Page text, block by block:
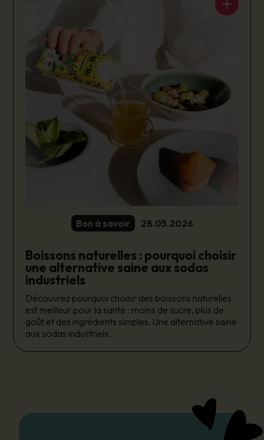
Bon à savoir 28.05.2026
Boissons naturelles : pourquoi choisir
une alternative saine aux sodas
industriels
Découvrez pourquoi choisir des boissons naturelles
est meilleur pour la santé : moins de sucre, plus de
goût et des ingrédients simples. Une alternative saine
aux sodas industriels.